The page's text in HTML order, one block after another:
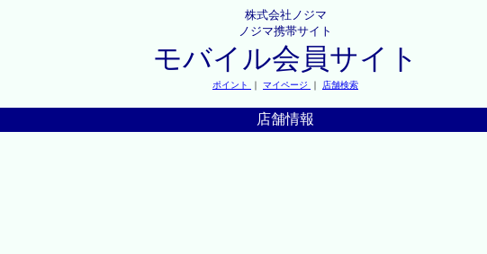
株式会社ノジマ
ノジマ携帯サイト
モバイル会員サイト
ポイント ｜ マイページ ｜ 店舗検索
店舗情報